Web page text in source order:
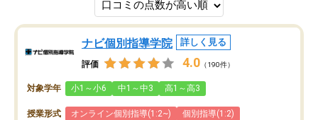
ナビ個別指導学院 詳しく見る
評価 4.0 （190件）
対象学年 小1～小6 中1～中3 高1～高3
授業形式 オンライン個別指導(1:2~) 個別指導(1:2)